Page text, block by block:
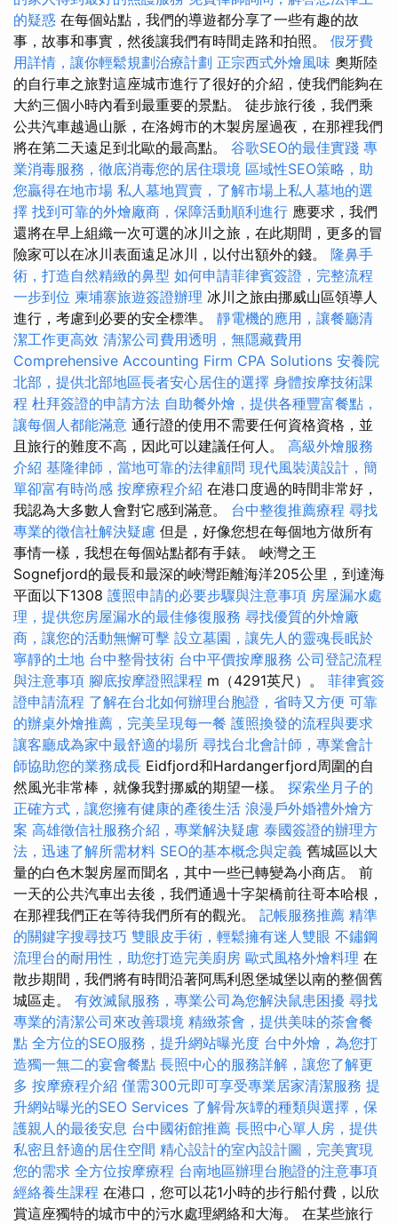
的疑惑 在每個站點，我們的導遊都分享了一些有趣的故
事，故事和事實，然後讓我們有時間走路和拍照。 假牙費
用詳情，讓你輕鬆規劃治療計劃 正宗西式外燴風味 奧斯陸
的自行車之旅對這座城市進行了很好的介紹，使我們能夠在
大約三個小時內看到最重要的景點。 徒步旅行後，我們乘
公共汽車越過山脈，在洛姆市的木製房屋過夜，在那裡我們
將在第二天遠足到北歐的最高點。 谷歌SEO的最佳實踐 專
業消毒服務，徹底消毒您的居住環境 區域性SEO策略，助
您贏得在地市場 私人墓地買賣，了解市場上私人墓地的選
擇 找到可靠的外燴廠商，保障活動順利進行 應要求，我們
還將在早上組織一次可選的冰川之旅，在此期間，更多的冒
險家可以在冰川表面遠足冰川，以付出額外的錢。 隆鼻手
術，打造自然精緻的鼻型 如何申請菲律賓簽證，完整流程
一步到位 柬埔寨旅遊簽證辦理 冰川之旅由挪威山區領導人
進行，考慮到必要的安全標準。 靜電機的應用，讓餐廳清
潔工作更高效 清潔公司費用透明，無隱藏費用
Comprehensive Accounting Firm CPA Solutions 安養院
北部，提供北部地區長者安心居住的選擇 身體按摩技術課
程 杜拜簽證的申請方法 自助餐外燴，提供各種豐富餐點，
讓每個人都能滿意 通行證的使用不需要任何資格資格，並
且旅行的難度不高，因此可以建議任何人。 高級外燴服務
介紹 基隆律師，當地可靠的法律顧問 現代風裝潢設計，簡
單卻富有時尚感 按摩療程介紹 在港口度過的時間非常好，
我認為大多數人會對它感到滿意。 台中整復推薦療程 尋找
專業的徵信社解決疑慮 但是，好像您想在每個地方做所有
事情一樣，我想在每個站點都有手錶。 峽灣之王
Sognefjord的最長和最深的峽灣距離海洋205公里，到達海
平面以下1308 護照申請的必要步驟與注意事項 房屋漏水處
理，提供您房屋漏水的最佳修復服務 尋找優質的外燴廠
商，讓您的活動無懈可擊 設立墓園，讓先人的靈魂長眠於
寧靜的土地 台中整骨技術 台中平價按摩服務 公司登記流程
與注意事項 腳底按摩證照課程 m（4291英尺）。 菲律賓簽
證申請流程 了解在台北如何辦理台胞證，省時又方便 可靠
的辦桌外燴推薦，完美呈現每一餐 護照換發的流程與要求
讓客廳成為家中最舒適的場所 尋找台北會計師，專業會計
師協助您的業務成長 Eidfjord和Hardangerfjord周圍的自
然風光非常棒，就像我對挪威的期望一樣。 探索坐月子的
正確方式，讓您擁有健康的產後生活 浪漫戶外婚禮外燴方
案 高雄徵信社服務介紹，專業解決疑慮 泰國簽證的辦理方
法，迅速了解所需材料 SEO的基本概念與定義 舊城區以大
量的白色木製房屋而聞名，其中一些已轉變為小商店。 前
一天的公共汽車出去後，我們通過十字架橋前往哥本哈根，
在那裡我們正在等待我們所有的觀光。 記帳服務推薦 精準
的關鍵字搜尋技巧 雙眼皮手術，輕鬆擁有迷人雙眼 不鏽鋼
流理台的耐用性，助您打造完美廚房 歐式風格外燴料理 在
散步期間，我們將有時間沿著阿馬利恩堡城堡以南的整個舊
城區走。 有效滅鼠服務，專業公司為您解決鼠患困擾 尋找
專業的清潔公司來改善環境 精緻茶會，提供美味的茶會餐
點 全方位的SEO服務，提升網站曝光度 台中外燴，為您打
造獨一無二的宴會餐點 長照中心的服務詳解，讓您了解更
多 按摩療程介紹 僅需300元即可享受專業居家清潔服務 提
升網站曝光的SEO Services 了解骨灰罈的種類與選擇，保
護親人的最後安息 台中國術館推薦 長照中心單人房，提供
私密且舒適的居住空間 精心設計的室內設計圖，完美實現
您的需求 全方位按摩療程 台南地區辦理台胞證的注意事項
經絡養生課程 在港口，您可以花1小時的步行船付費，以欣
賞這座獨特的城市中的污水處理網絡和大海。 在某些旅行